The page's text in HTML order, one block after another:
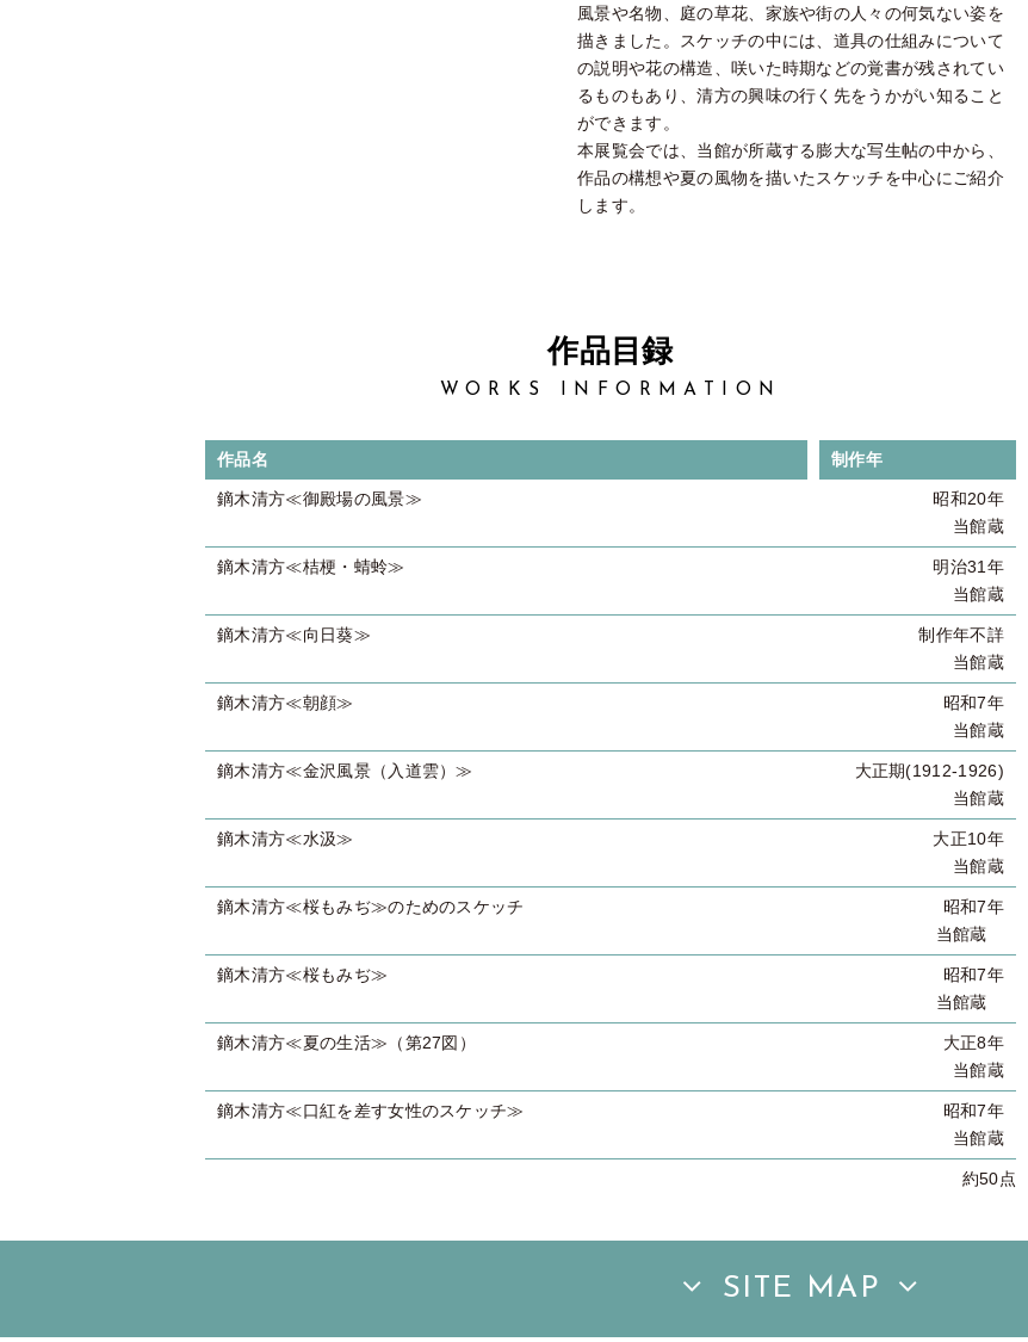
風景や名物、庭の草花、家族や街の人々の何気ない姿を
描きました。スケッチの中には、道具の仕組みについて
の説明や花の構造、咲いた時期などの覚書が残されてい
るものもあり、清方の興味の行く先をうかがい知ること
ができます。
本展覧会では、当館が所蔵する膨大な写生帖の中から、
作品の構想や夏の風物を描いたスケッチを中心にご紹介
します。
作品目録
WORKS INFORMATION
作品名 制作年
鏑木清方≪御殿場の風景≫
昭和20年
当館蔵
鏑木清方≪桔梗・蜻蛉≫
明治31年
当館蔵
鏑木清方≪向日葵≫
制作年不詳
当館蔵
鏑木清方≪朝顔≫
昭和7年
当館蔵
鏑木清方≪金沢風景（入道雲）≫
大正期(1912-1926)
当館蔵
鏑木清方≪水汲≫
大正10年
当館蔵
鏑木清方≪桜もみぢ≫のためのスケッチ
昭和7年
当館蔵
鏑木清方≪桜もみぢ≫
昭和7年
当館蔵
鏑木清方≪夏の生活≫（第27図）
大正8年
当館蔵
鏑木清方≪口紅を差す女性のスケッチ≫
昭和7年
当館蔵
約50点
SITE MAP